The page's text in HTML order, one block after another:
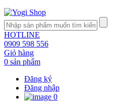
HOTLINE
0909 598 556
Giỏ hàng
0 sản phẩm
Đăng ký
Đăng nhập
0